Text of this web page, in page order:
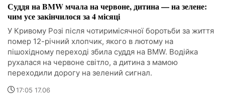
Суддя на BMW мчала на червоне, дитина — на зелене:
чим усе закінчилося за 4 місяці
У Кривому Розі після чотиримісячної боротьби за життя
помер 12-річний хлопчик, якого в лютому на
пішохідному переході збила суддя на BMW. Водійка
рухалася на червоне світло, а дитина з мамою
переходили дорогу на зелений сигнал.
17:05 17.06